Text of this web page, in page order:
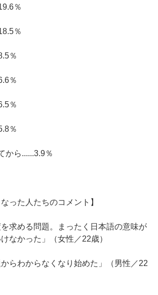
％
％
％
％
％
％
ら......3.9％
った人たちのコメント】
を求める問題。まったく日本語の意味が
なかった」（女性／22歳）
からわからなくなり始めた」（男性／22